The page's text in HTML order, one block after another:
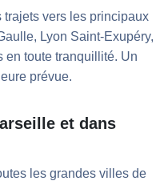
trajets vers les principaux
Lyon Saint-Exupéry,
en toute tranquillité. Un
prévue.
et dans
les grandes villes de